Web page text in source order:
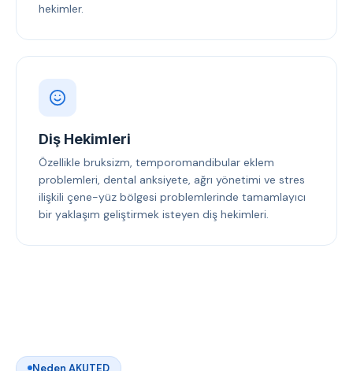
hekimler.
Diş Hekimleri
Özellikle bruksizm, temporomandibular eklem
problemleri, dental anksiyete, ağrı yönetimi ve stres
ilişkili çene-yüz bölgesi problemlerinde tamamlayıcı
bir yaklaşım geliştirmek isteyen diş hekimleri.
Neden AKUTED